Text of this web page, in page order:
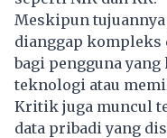
Meskipun
dianggap kompleks
bagi pengguna
teknologi atau
Kritik juga muncul
data pribadi yang